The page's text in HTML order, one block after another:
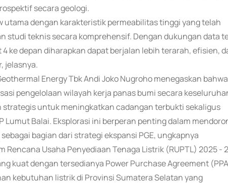
secara geologi.
utama dengan karakteristik permeabilitas tinggi yang telah
studi teknis secara komprehensif. Dengan dukungan data
ke depan diharapkan dapat berjalan lebih terarah, efisien,
jelasnya.
Energy Tbk Andi Joko Nugroho menegaskan bahwa
pengelolaan wilayah kerja panas bumi secara
strategis untuk meningkatkan cadangan terbukti sekaligus
Balai. Eksplorasi ini berperan penting dalam
bagian dari strategi ekspansi PGE, ungkapnya
Usaha Penyediaan Tenaga Listrik (RUPTL) 2025 -
kuat dengan tersedianya Power Purchase Agreement
kebutuhan listrik di Provinsi Sumatera Selatan yang